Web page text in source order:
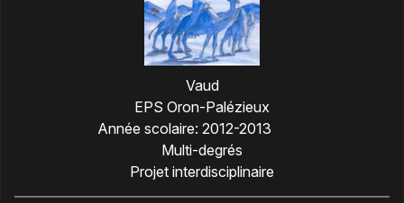
Vaud
EPS Oron-Palézieux
Année scolaire: 2012-2013
Multi-degrés
Projet interdisciplinaire